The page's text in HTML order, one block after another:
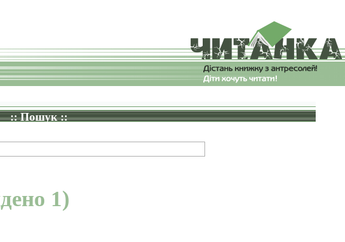
:: Пошук ::
1)